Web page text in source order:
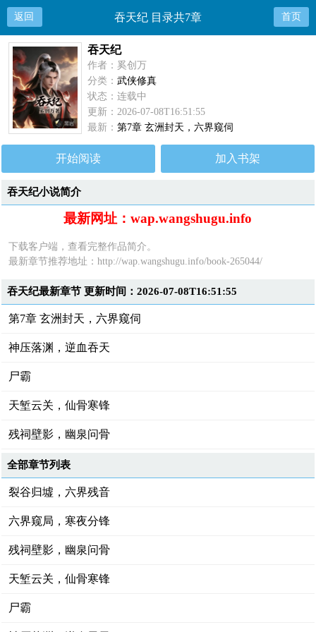
返回 吞天纪 目录共7章 首页
吞天纪
作者：奚创万
分类：武侠修真
状态：连载中
更新：2026-07-08T16:51:55
最新：第7章 玄洲封天，六界窥伺
开始阅读 加入书架
吞天纪小说简介
最新网址：wap.wangshugu.info
下载客户端，查看完整作品简介。
最新章节推荐地址：http://wap.wangshugu.info/book-265044/
吞天纪最新章节 更新时间：2026-07-08T16:51:55
第7章 玄洲封天，六界窥伺
神压落渊，逆血吞天
尸霸
天堑云关，仙骨寒锋
残祠壁影，幽泉问骨
全部章节列表
裂谷归墟，六界残音
六界窥局，寒夜分锋
残祠壁影，幽泉问骨
天堑云关，仙骨寒锋
尸霸